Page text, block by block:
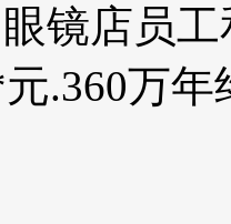
镜店员
.360万